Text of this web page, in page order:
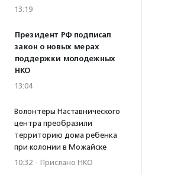
13:19
Президент РФ подписал
закон о новых мерах
поддержки молодежных
НКО
13:04
Волонтеры Наставнического
центра преобразили
территорию дома ребенка
при колонии в Можайске
10:32 · Прислано НКО